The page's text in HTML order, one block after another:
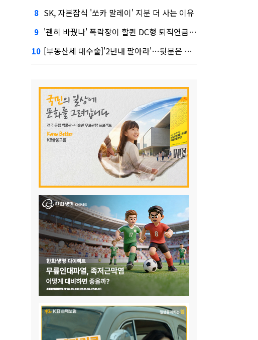
8 SK, 자본잠식 '쏘카 말레이' 지분 더 사는 이유
9 '괜히 바꿨나' 폭락장이 할퀸 DC형 퇴직연금…전문가 조언은
10 [부동산세 대수술]'2년내 팔아라'…뒷문은 열었다